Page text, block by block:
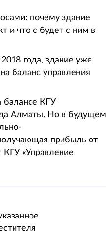
почему здание
и что c будет с ним в
года, здание уже
баланс управления
балансе КГУ
Алматы. Но в будущем
прибыль от
КГУ «Управление